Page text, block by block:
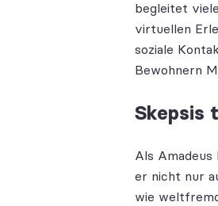
begleitet
virtuellen
soziale
Bewohnern
Skepsis
Als
er nicht nur
wie